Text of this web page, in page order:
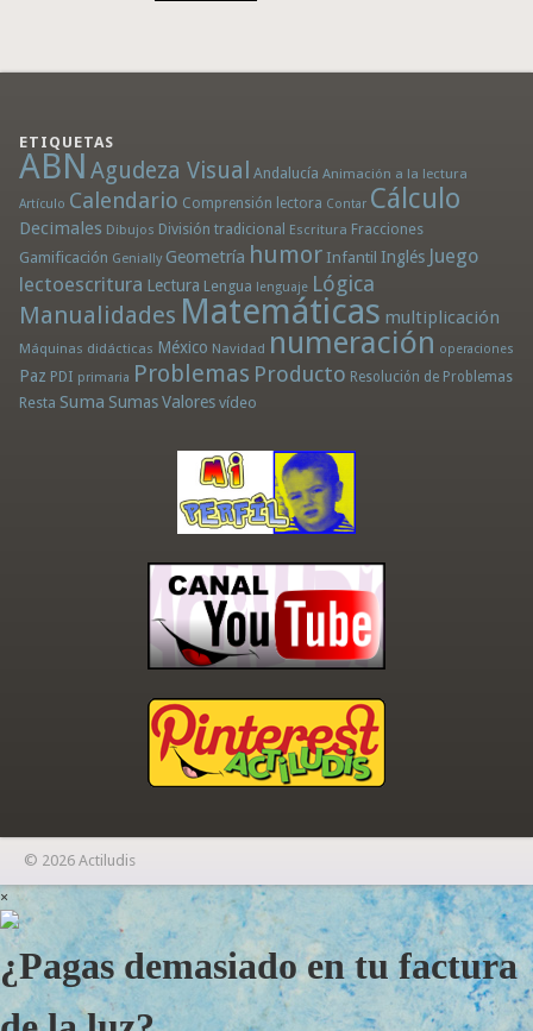
ETIQUETAS
ABN Agudeza Visual Andalucía Animación a la lectura
Artículo Calendario Comprensión lectora Contar Cálculo
Decimales Dibujos División tradicional Escritura Fracciones
Gamificación Genially Geometría humor Infantil Inglés Juego
lectoescritura Lectura Lengua lenguaje Lógica
Manualidades Matemáticas multiplicación
Máquinas didácticas México Navidad numeración operaciones
Paz PDI primaria Problemas Producto Resolución de Problemas
Resta Suma Sumas Valores vídeo
© 2026 Actiludis
×
¿Pagas demasiado en tu factura